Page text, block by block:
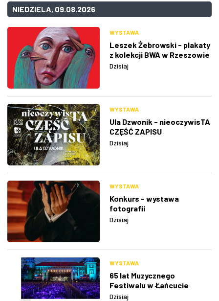
NIEDZIELA, 09.08.2026
WYSTAWA
Leszek Żebrowski - plakaty
z kolekcji BWA w Rzeszowie
Dzisiaj
WYSTAWA
Ula Dzwonik - nieoczywisTA
CZĘŚĆ ZAPISU
Dzisiaj
WYSTAWA
Konkurs - wystawa
fotografii
Dzisiaj
WYSTAWA
65 lat Muzycznego
Festiwalu w Łańcucie
Dzisiaj